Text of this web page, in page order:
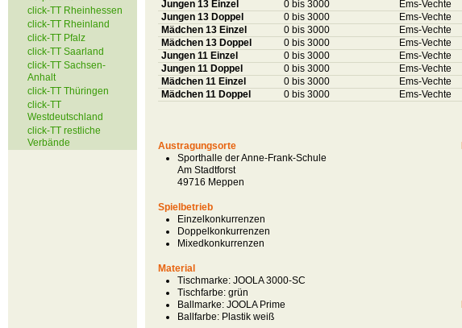
click-TT Rheinhessen
click-TT Rheinland
click-TT Pfalz
click-TT Saarland
click-TT Sachsen-
Anhalt
click-TT Thüringen
click-TT
Westdeutschland
click-TT restliche
Verbände
Jungen 13 Einzel
0 bis 3000 Ems-Vechte
Jungen 13 Doppel
0 bis 3000 Ems-Vechte
Mädchen 13 Einzel
0 bis 3000 Ems-Vechte
Mädchen 13 Doppel
0 bis 3000 Ems-Vechte
Jungen 11 Einzel
0 bis 3000 Ems-Vechte
Jungen 11 Doppel
0 bis 3000 Ems-Vechte
Mädchen 11 Einzel
0 bis 3000 Ems-Vechte
Mädchen 11 Doppel
0 bis 3000 Ems-Vechte
Austragungsorte
Sporthalle der Anne-Frank-Schule
Am Stadtforst
49716 Meppen
Spielbetrieb
Einzelkonkurrenzen
Doppelkonkurrenzen
Mixedkonkurrenzen
Material
Tischmarke: JOOLA 3000-SC
Tischfarbe: grün
Ballmarke: JOOLA Prime
Ballfarbe: Plastik weiß